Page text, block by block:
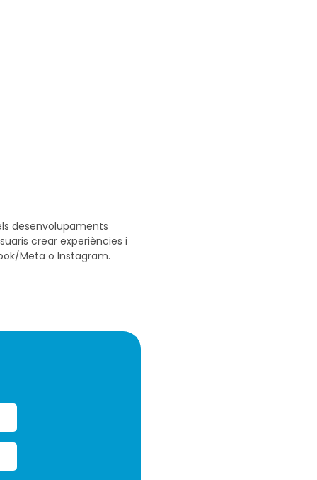
desenvolupaments
crear experiències i
Meta o Instagram.